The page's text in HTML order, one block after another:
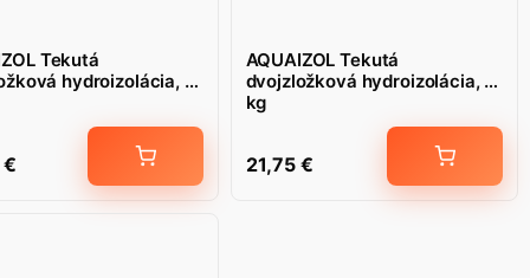
Tekutá
hydroizolácia, 4
€
AQUAIZOL Tekutá
dvojzložková hydroizolácia, 8
kg
21,75 €